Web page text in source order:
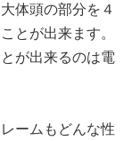
体頭の部分を４
とが出来ます。
が出来るのは電
ームもどんな性